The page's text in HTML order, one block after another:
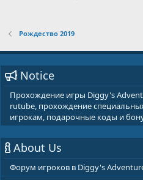
Рождество 2019
Notice
Прохождение игры Diggy's
rutube, прохождение
игрокам, подарочные коды и
About Us
Форум игроков в Diggy's